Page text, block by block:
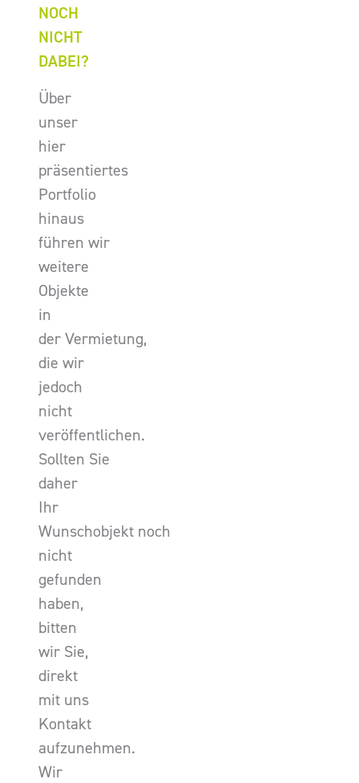
NOCH
NICHT
DABEI?
Über
unser
hier
präsentiertes
Portfolio
hinaus
führen wir
weitere
Objekte
in
der Vermietung,
die wir
jedoch
nicht
veröffentlichen.
Sollten Sie
daher
Ihr
Wunschobjekt noch
nicht
gefunden
haben,
bitten
wir Sie,
direkt
mit uns
Kontakt
aufzunehmen.
Wir